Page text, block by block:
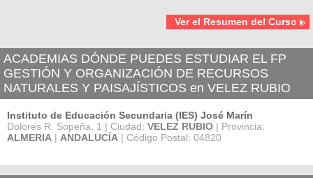
Ver el Resumen del Curso
ACADEMIAS DÓNDE PUEDES ESTUDIAR EL FP
GESTIÓN Y ORGANIZACIÓN DE RECURSOS
NATURALES Y PAISAJÍSTICOS en VELEZ RUBIO
Instituto de Educación Secundaria (IES) José Marín
Dolores R. Sopeña, 1 | Ciudad: VELEZ RUBIO | Provincia:
ALMERIA | ANDALUCÍA | Código Postal: 04820